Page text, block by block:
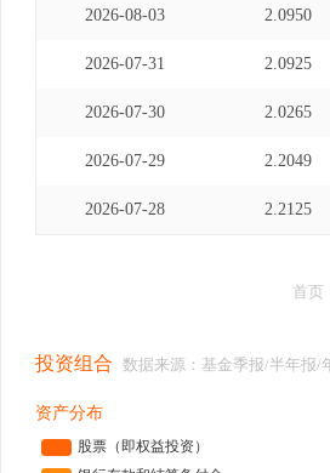
2026-08-03 2.0950
2026-07-31 2.0925
2026-07-30 2.0265
2026-07-29 2.2049
2026-07-28 2.2125
首页
投资组合 数据来源：基金季报/半年报/
资产分布